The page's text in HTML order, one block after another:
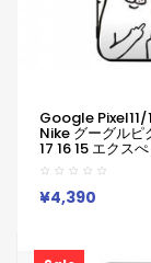
Google Pixel11/
Nike グーグルピ
17 16 15 エクス
Note20ケース
スルイヴィトン
¥4,390